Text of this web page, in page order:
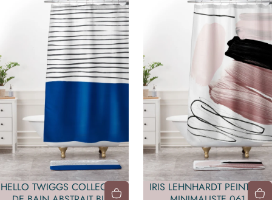
HELLO TWIGGS COLLECTION
IRIS LEHNHARDT PEINTURE